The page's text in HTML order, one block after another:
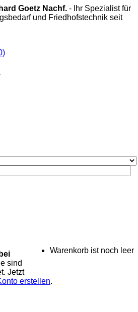
Goetz Nachf. - Ihr Spezialist für
und Friedhofstechnik seit
Warenkorb ist noch leer
sind
Jetzt
erstellen.